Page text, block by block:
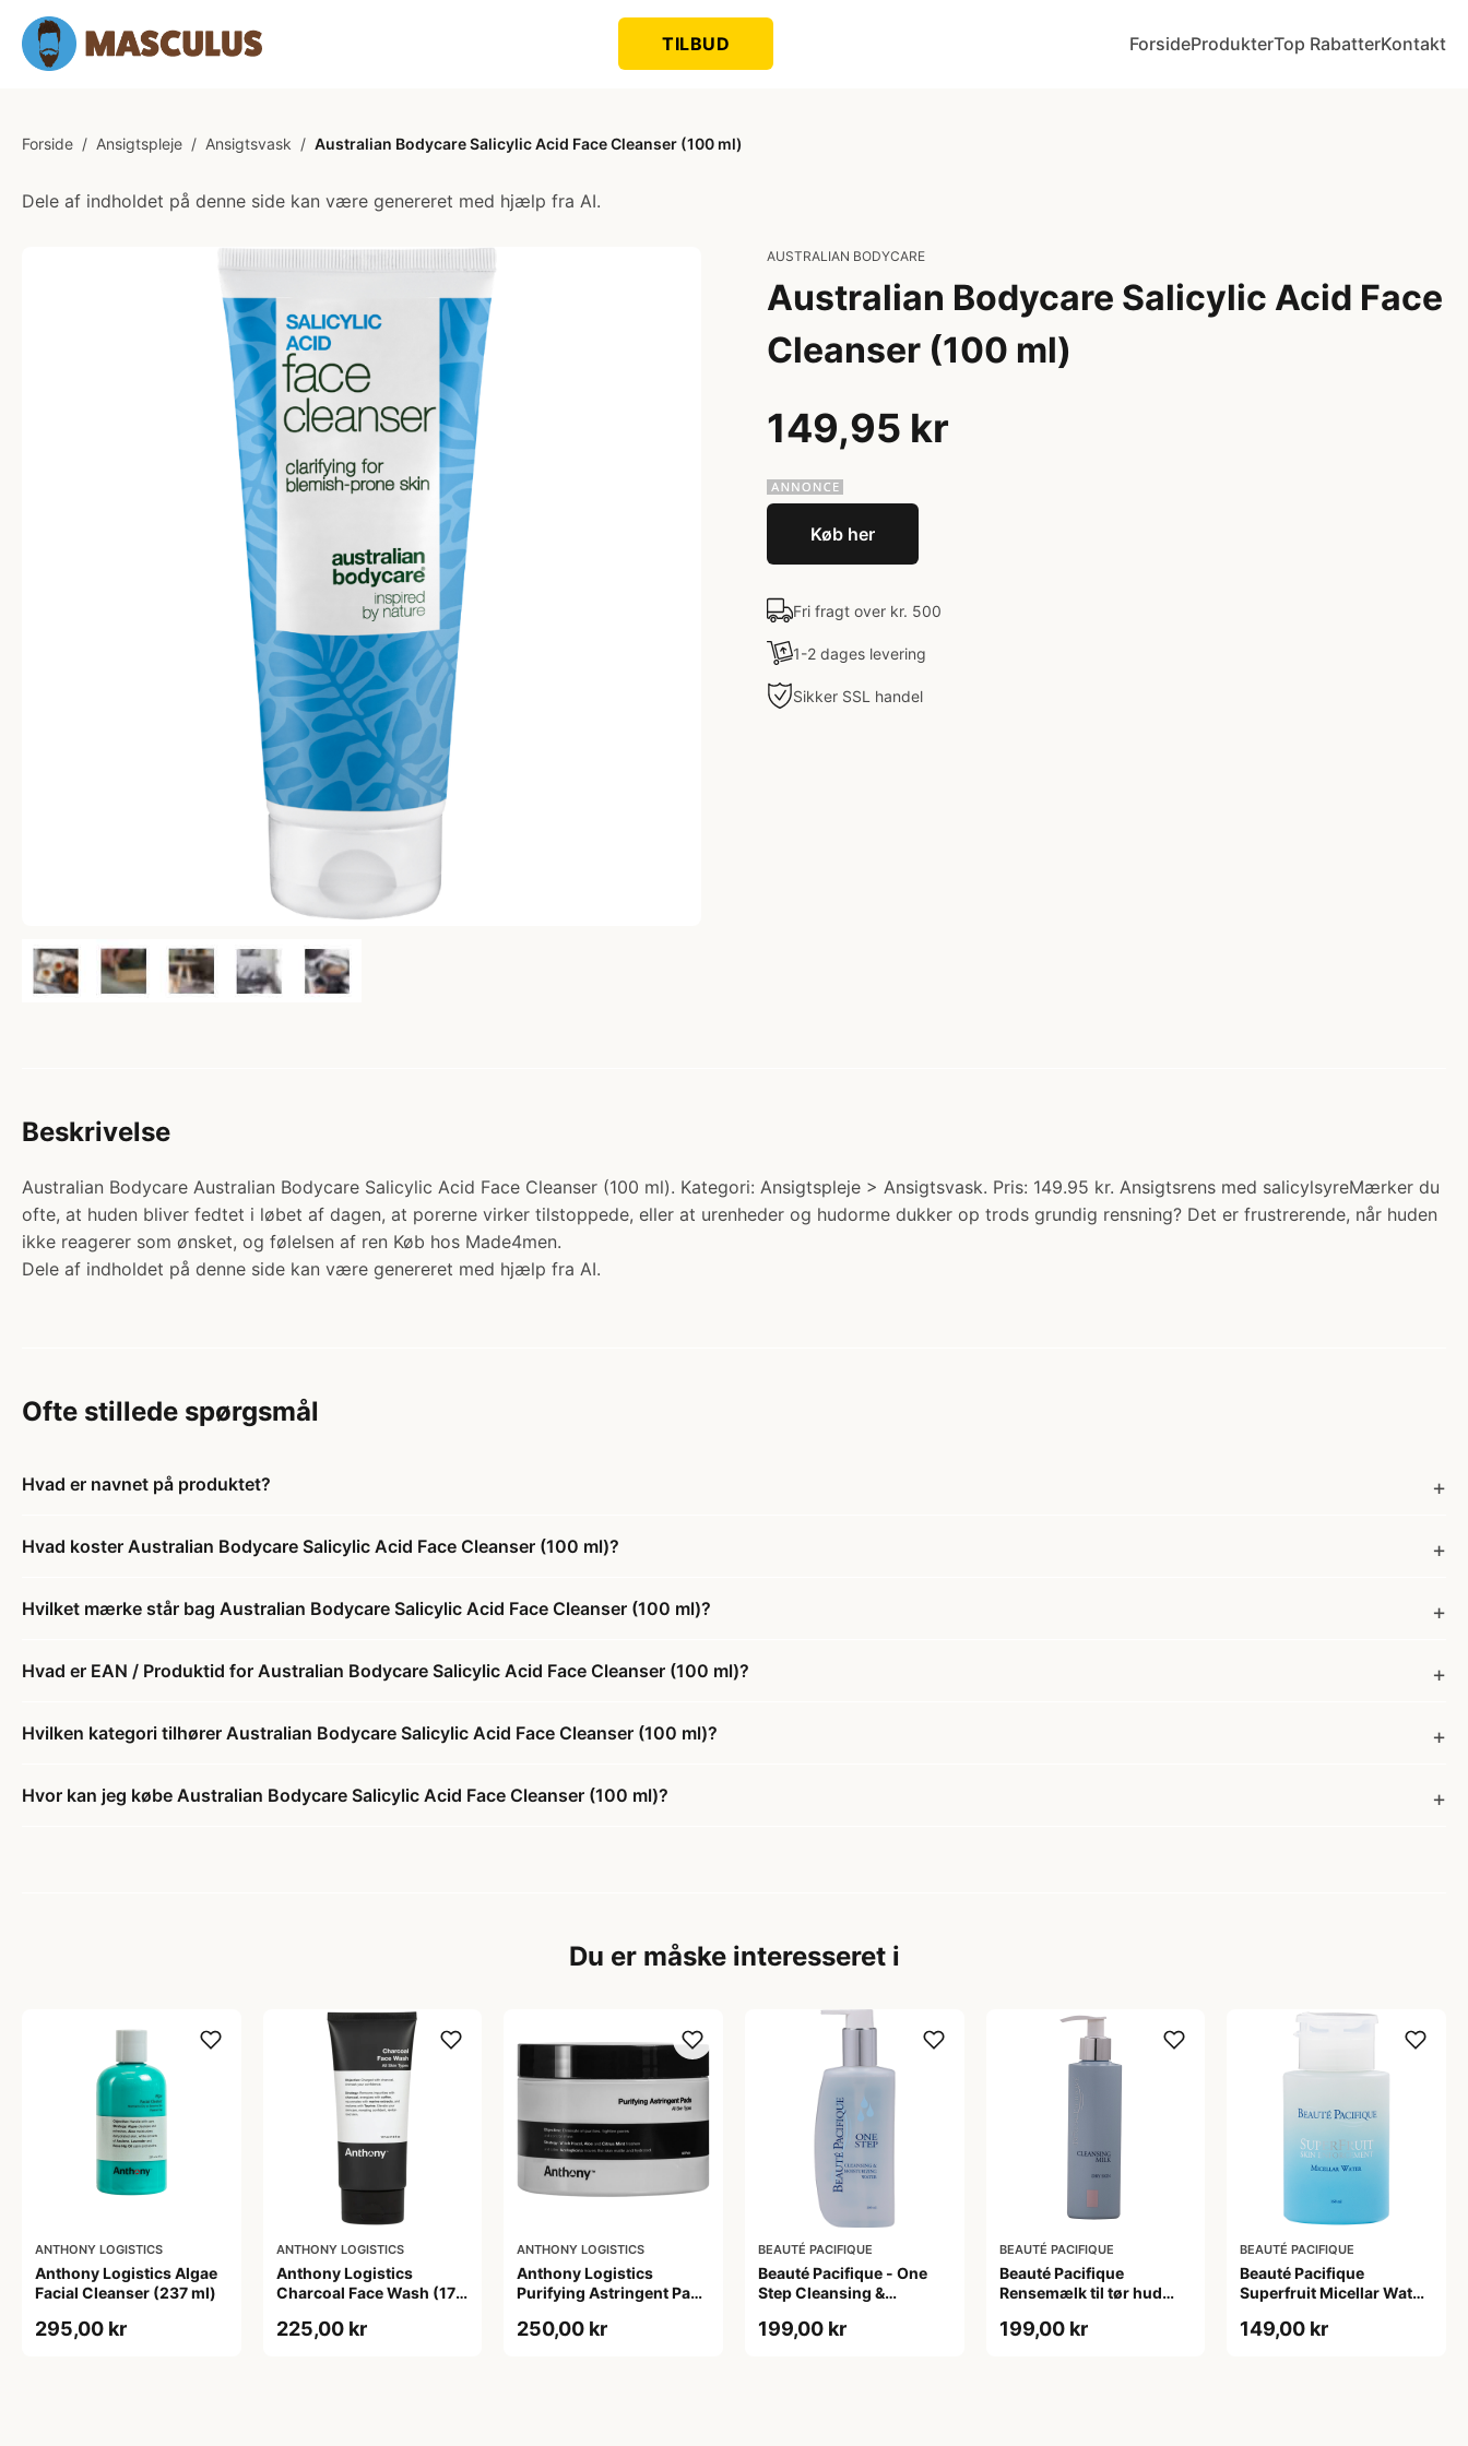
TILBUD ForsideProdukterTop RabatterKontakt
Forside / Ansigtspleje / Ansigtsvask / Australian Bodycare Salicylic Acid Face Cleanser (100 ml)
Dele af indholdet på denne side kan være genereret med hjælp fra AI.
AUSTRALIAN BODYCARE
Australian Bodycare Salicylic Acid Face
Cleanser (100 ml)
149,95 kr
Køb her
Fri fragt over kr. 500
1-2 dages levering
Sikker SSL handel
Beskrivelse
Australian Bodycare Australian Bodycare Salicylic Acid Face Cleanser (100 ml). Kategori: Ansigtspleje > Ansigtsvask. Pris: 149.95 kr. Ansigtsrens med salicylsyreMærker du
ofte, at huden bliver fedtet i løbet af dagen, at porerne virker tilstoppede, eller at urenheder og hudorme dukker op trods grundig rensning? Det er frustrerende, når huden
ikke reagerer som ønsket, og følelsen af ren Køb hos Made4men.
Dele af indholdet på denne side kan være genereret med hjælp fra AI.
Ofte stillede spørgsmål
Hvad er navnet på produktet?
Hvad koster Australian Bodycare Salicylic Acid Face Cleanser (100 ml)?
Hvilket mærke står bag Australian Bodycare Salicylic Acid Face Cleanser (100 ml)?
Hvad er EAN / Produktid for Australian Bodycare Salicylic Acid Face Cleanser (100 ml)?
Hvilken kategori tilhører Australian Bodycare Salicylic Acid Face Cleanser (100 ml)?
Hvor kan jeg købe Australian Bodycare Salicylic Acid Face Cleanser (100 ml)?
Du er måske interesseret i
ANTHONY LOGISTICS
Anthony Logistics Algae
Facial Cleanser (237 ml)
295,00 kr
ANTHONY LOGISTICS
Anthony Logistics
Charcoal Face Wash (177
225,00 kr
ANTHONY LOGISTICS
Anthony Logistics
Purifying Astringent Pads
250,00 kr
BEAUTÉ PACIFIQUE
Beauté Pacifique - One
Step Cleansing &
ml)
199,00 kr
BEAUTÉ PACIFIQUE
Beauté Pacifique
Rensemælk til tør hud
199,00 kr
BEAUTÉ PACIFIQUE
Beauté Pacifique
Superfruit Micellar Water
149,00 kr